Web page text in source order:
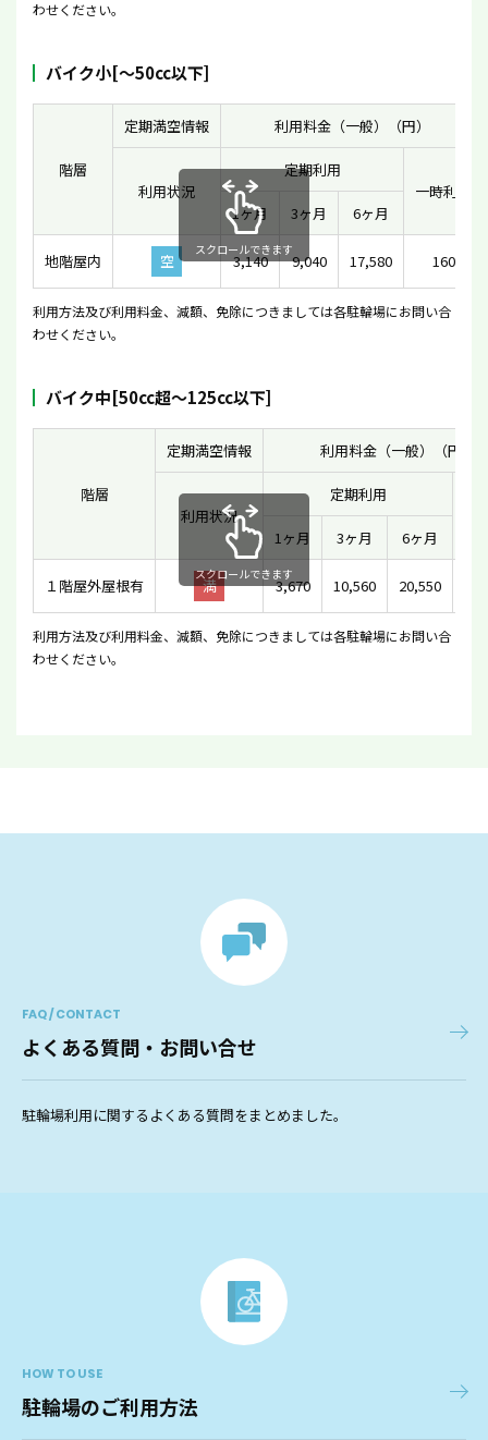
わせください。
バイク小[〜50cc以下]
階層
定期満空情報 利用料金（一般）（円）
利用状況
定期利用
一時利用
1ヶ月
3ヶ月 6ヶ月
地階屋内 空 3,140 9,040 17,580 160
スクロールできます
利用方法及び利用料金、減額、免除につきましては各駐輪場にお問い合
わせください。
バイク中[50cc超〜125cc以下]
階層
定期満空情報 利用料金（一般）（円）
利用状況
定期利用
1ヶ月
3ヶ月 6ヶ月
１階屋外屋根有 満 3,670 10,560 20,550
スクロールできます
利用方法及び利用料金、減額、免除につきましては各駐輪場にお問い合
わせください。
FAQ / CONTACT
よくある質問・お問い合せ
駐輪場利用に関するよくある質問をまとめました。
HOW TO USE
駐輪場のご利用方法